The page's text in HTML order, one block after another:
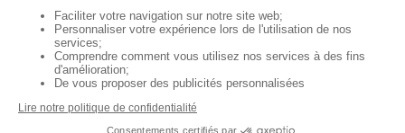
prix sont plus bas et le service par
téléphone et à distance est tout aussi bon !
Optez pour le paiement annuel des
cotisations: Si vous pouvez vous le
permettre, payer votre mutuelle à l'année